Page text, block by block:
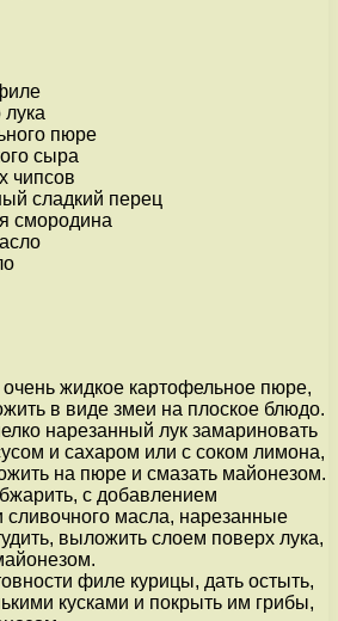
лука
пюре
сыра
чипсов
сладкий перец
смородина
очень жидкое картофельное пюре,
в виде змеи на плоское блюдо.
нарезанный лук замариновать
и сахаром или с соком лимона,
на пюре и смазать майонезом.
с добавлением
сливочного масла, нарезанные
выложить слоем поверх лука,
филе курицы, дать остыть,
кусками и покрыть им грибы,